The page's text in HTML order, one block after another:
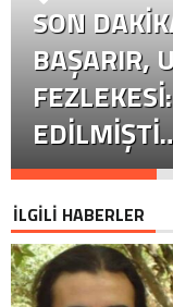
SON
BAŞARIR,
İLGİLİ HABERLER